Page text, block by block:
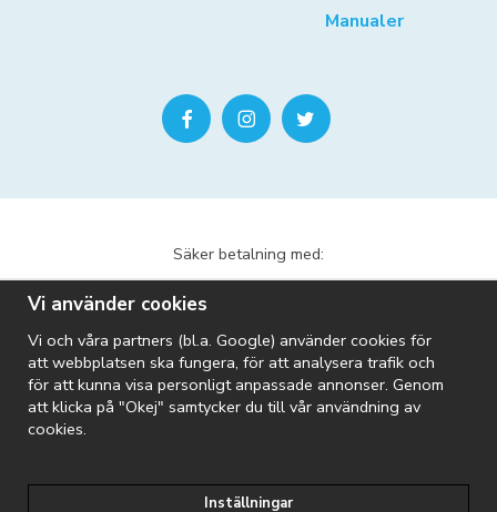
Manualer
Säker betalning med:
Vi skickar med:
Vi använder cookies
Vi och våra partners (bl.a. Google) använder cookies för
att webbplatsen ska fungera, för att analysera trafik och
för att kunna visa personligt anpassade annonser. Genom
att klicka på "Okej" samtycker du till vår användning av
cookies.
Inställningar